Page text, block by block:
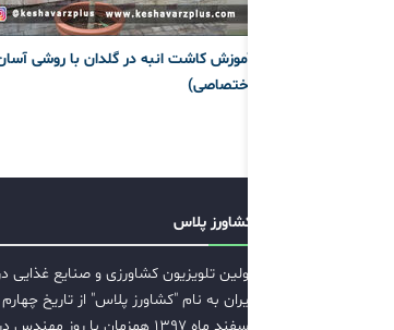
آموزش کاشت انبه در گلدان با روشی
اختصاصی)
کشاورز پلاس
اولین تلویزیون کشاورزی و صنایع غذایی در
ایران به نام "کشاورز پلاس" از تاریخ چهارم
اسفند ماه ۱۳۹۷ همزمان با روز مهندس در